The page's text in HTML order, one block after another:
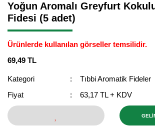
Yoğun Aromalı Greyfurt
Fidesi (5 adet)
Ürünlerde kullanılan görseller temsilidir.
69,49 TL
Kategori
Tıbbi Aromatik Fideler
Fiyat
63,17 TL + KDV